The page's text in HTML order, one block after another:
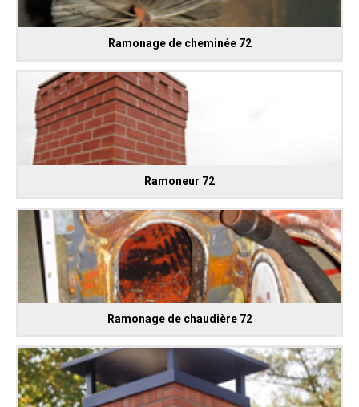
Ramonage de cheminée 72
Ramoneur 72
Ramonage de chaudière 72